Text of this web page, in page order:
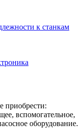
к станкам
приобрести:
вспомогательное,
оборудование.